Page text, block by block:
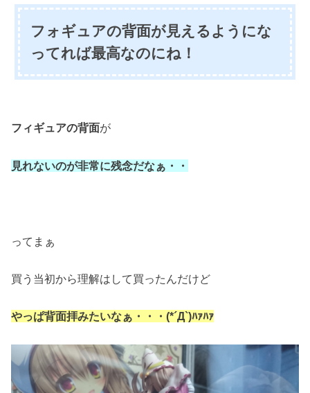
フォギュアの背面が見えるようにな
ってれば最高なのにね！
フィギュアの背面が
見れないのが非常に残念だなぁ・・
ってまぁ
買う当初から理解はして買ったんだけど
やっぱ背面拝みたいなぁ・・・(*´Д`)ﾊｧﾊｧ